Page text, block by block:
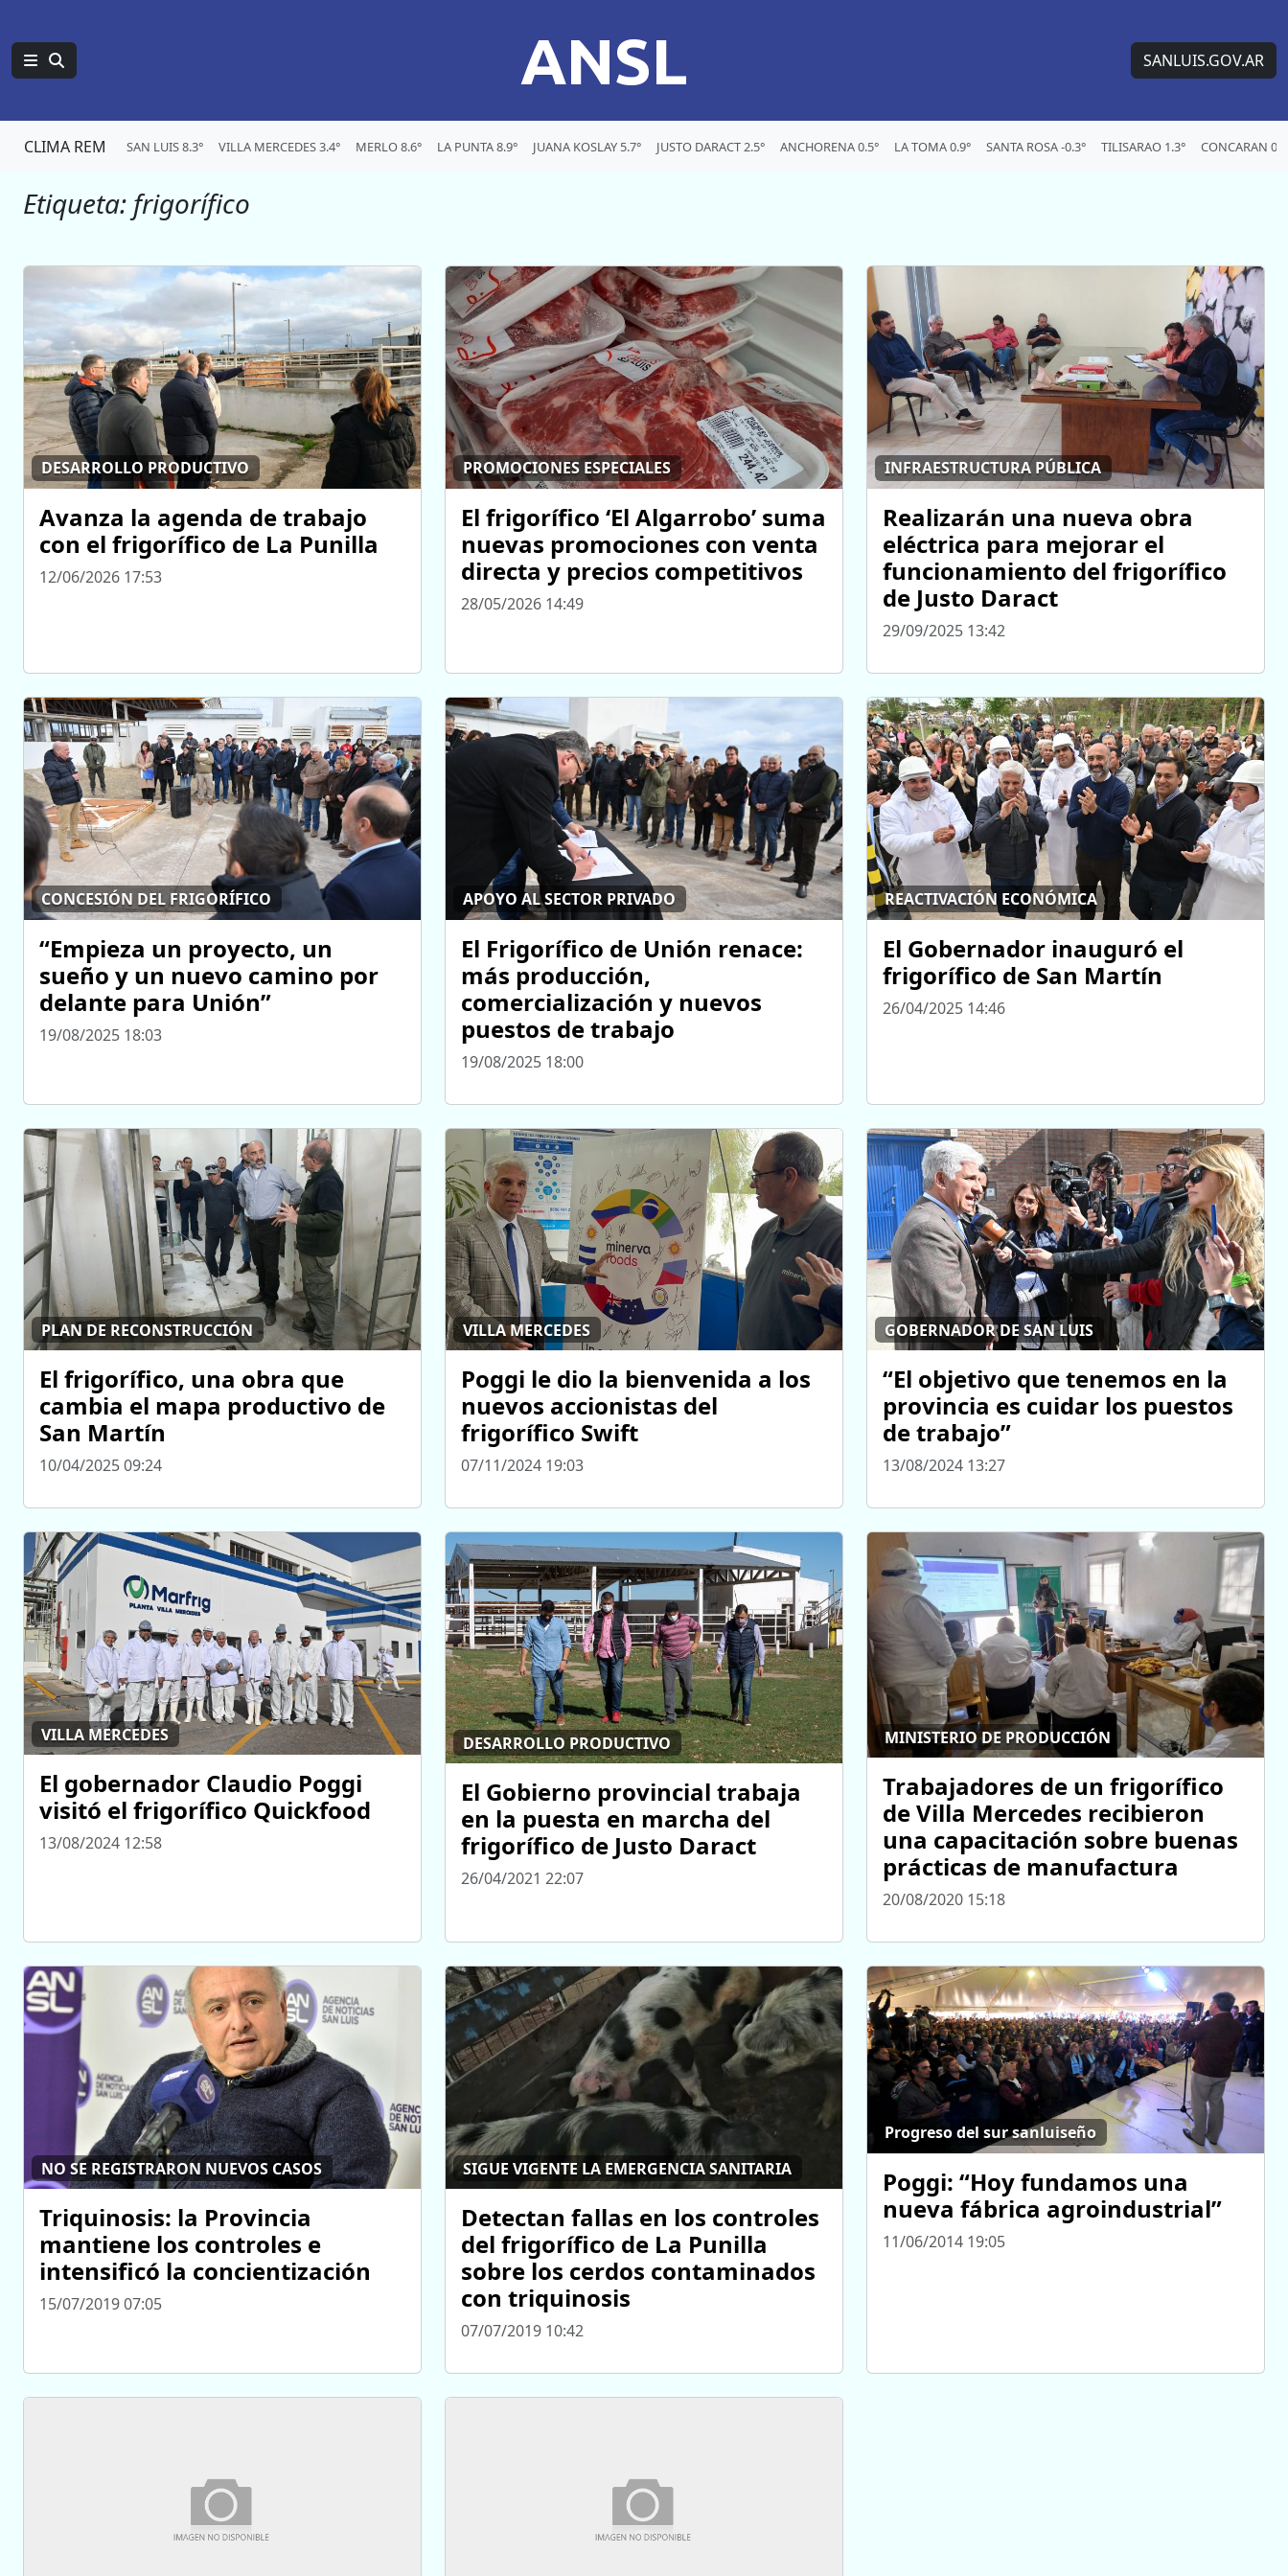
ANSL SANLUIS.GOV.AR
CLIMA REM SAN LUIS 8.3° VILLA MERCEDES 3.4° MERLO 8.6° LA PUNTA 8.9° JUANA KOSLAY 5.7° JUSTO DARACT 2.5° ANCHORENA 0.5° LA TOMA 0.9° SANTA ROSA -0.3° TILISARAO 1.3° CONCARAN
Etiqueta: frigorífico
DESARROLLO PRODUCTIVO
Avanza la agenda de trabajo
con el frigorífico de La Punilla
12/06/2026 17:53
PROMOCIONES ESPECIALES
El frigorífico ‘El Algarrobo’ suma
nuevas promociones con venta
directa y precios competitivos
28/05/2026 14:49
INFRAESTRUCTURA PÚBLICA
Realizarán una nueva obra
eléctrica para mejorar el
funcionamiento del frigorífico
de Justo Daract
29/09/2025 13:42
CONCESIÓN DEL FRIGORÍFICO
“Empieza un proyecto, un
sueño y un nuevo camino por
delante para Unión”
19/08/2025 18:03
APOYO AL SECTOR PRIVADO
El Frigorífico de Unión renace:
más producción,
comercialización y nuevos
puestos de trabajo
19/08/2025 18:00
REACTIVACIÓN ECONÓMICA
El Gobernador inauguró el
frigorífico de San Martín
26/04/2025 14:46
PLAN DE RECONSTRUCCIÓN
El frigorífico, una obra que
cambia el mapa productivo de
San Martín
10/04/2025 09:24
VILLA MERCEDES
Poggi le dio la bienvenida a los
nuevos accionistas del
frigorífico Swift
07/11/2024 19:03
GOBERNADOR DE SAN LUIS
“El objetivo que tenemos en la
provincia es cuidar los puestos
de trabajo”
13/08/2024 13:27
VILLA MERCEDES
El gobernador Claudio Poggi
visitó el frigorífico Quickfood
13/08/2024 12:58
DESARROLLO PRODUCTIVO
El Gobierno provincial trabaja
en la puesta en marcha del
frigorífico de Justo Daract
26/04/2021 22:07
MINISTERIO DE PRODUCCIÓN
Trabajadores de un frigorífico
de Villa Mercedes recibieron
una capacitación sobre buenas
prácticas de manufactura
20/08/2020 15:18
NO SE REGISTRARON NUEVOS CASOS
Triquinosis: la Provincia
mantiene los controles e
intensificó la concientización
15/07/2019 07:05
SIGUE VIGENTE LA EMERGENCIA SANITARIA
Detectan fallas en los controles
del frigorífico de La Punilla
sobre los cerdos contaminados
con triquinosis
07/07/2019 10:42
Progreso del sur sanluiseño
Poggi: “Hoy fundamos una
nueva fábrica agroindustrial”
11/06/2014 19:05